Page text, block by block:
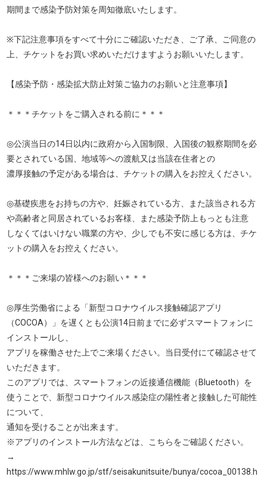
期間まで感染予防対策を周知徹底いたします。
※下記注意事項をすべて十分にご確認いただき、ご了承、ご同意の
上、チケットをお買い求めいただけますようお願いいたします。
【感染予防・感染拡大防止対策ご協力のお願いと注意事項】
＊＊＊チケットをご購入される前に＊＊＊
◎公演当日の14日以内に政府から入国制限、入国後の観察期間を必
要とされている国、地域等への渡航又は当該在住者との
濃厚接触の予定がある場合は、チケットの購入をお控えください。
◎基礎疾患をお持ちの方や、妊娠されている方、また該当される方
や高齢者と同居されているお客様、また感染予防上もっとも注意
しなくてはいけない職業の方や、少しでも不安に感じる方は、チケ
ットの購入をお控えください。
＊＊＊ご来場の皆様へのお願い＊＊＊
◎厚生労働省による「新型コロナウイルス接触確認アプリ
（COCOA）」を遅くとも公演14日前までに必ずスマートフォンに
インストールし、
アプリを稼働させた上でご来場ください。当日受付にて確認させて
いただきます。
このアプリでは、スマートフォンの近接通信機能（Bluetooth）を
使うことで、新型コロナウイルス感染症の陽性者と接触した可能性
について、
通知を受けることが出来ます。
※アプリのインストール方法などは、こちらをご確認ください。
→
https://www.mhlw.go.jp/stf/seisakunitsuite/bunya/cocoa_00138.h